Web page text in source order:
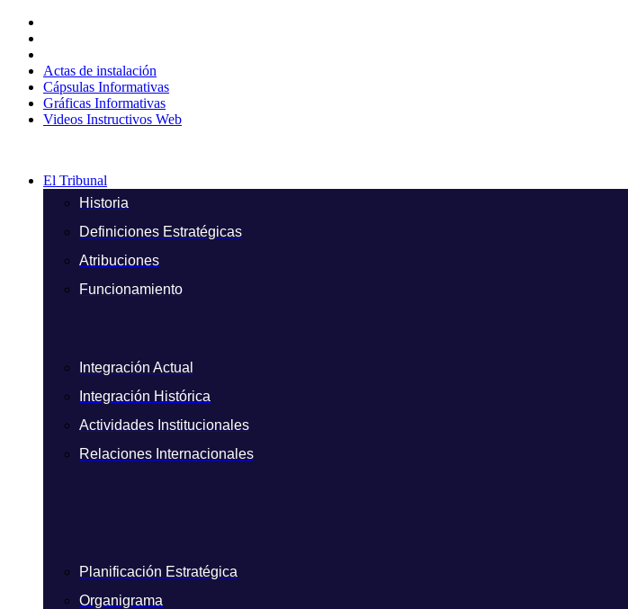
contenido
Actas de instalación
Cápsulas Informativas
Gráficas Informativas
Videos Instructivos Web
El Tribunal
Historia
Definiciones Estratégicas
Atribuciones
Funcionamiento
Integración Actual
Integración Histórica
Actividades Institucionales
Relaciones Internacionales
Planificación Estratégica
Organigrama